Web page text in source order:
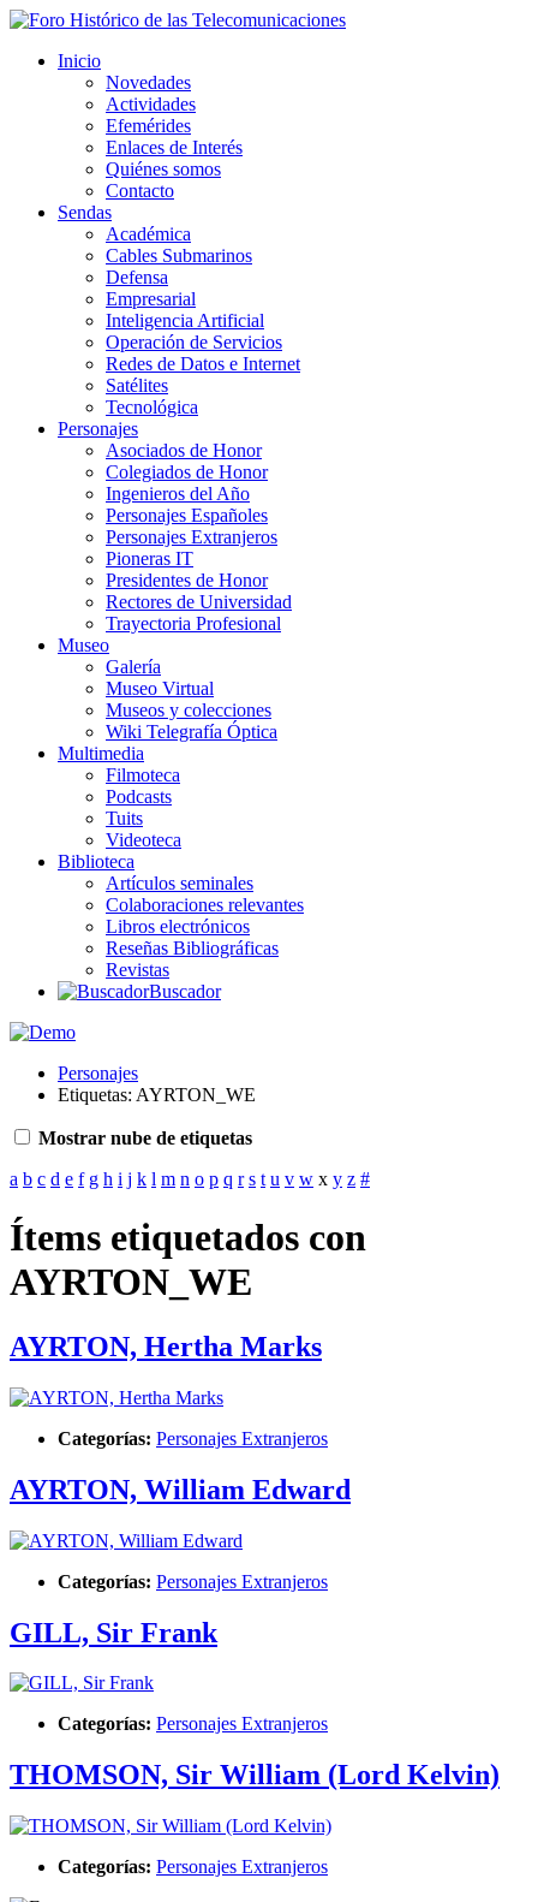
Inicio
Novedades
Actividades
Efemérides
Enlaces de Interés
Quiénes somos
Contacto
Sendas
Académica
Cables Submarinos
Defensa
Empresarial
Inteligencia Artificial
Operación de Servicios
Redes de Datos e Internet
Satélites
Tecnológica
Personajes
Asociados de Honor
Colegiados de Honor
Ingenieros del Año
Personajes Españoles
Personajes Extranjeros
Pioneras IT
Presidentes de Honor
Rectores de Universidad
Trayectoria Profesional
Museo
Galería
Museo Virtual
Museos y colecciones
Wiki Telegrafía Óptica
Multimedia
Filmoteca
Podcasts
Tuits
Videoteca
Biblioteca
Artículos seminales
Colaboraciones relevantes
Libros electrónicos
Reseñas Bibliográficas
Revistas
Buscador
Personajes
Etiquetas: AYRTON_WE
Mostrar nube de etiquetas
a b c d e f g h i j k l m n o p q r s t u v w x y z #
Ítems etiquetados con
AYRTON_WE
AYRTON, Hertha Marks
Categorías: Personajes Extranjeros
AYRTON, William Edward
Categorías: Personajes Extranjeros
GILL, Sir Frank
Categorías: Personajes Extranjeros
THOMSON, Sir William (Lord Kelvin)
Categorías: Personajes Extranjeros